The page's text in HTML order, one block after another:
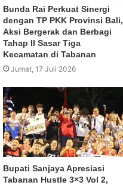
Bunda Rai Perkuat Sinergi
dengan TP PKK Provinsi Bali,
Aksi Bergerak dan Berbagi
Tahap II Sasar Tiga
Kecamatan di Tabanan
Jumat, 17 Juli 2026
Bupati Sanjaya Apresiasi
Tabanan Hustle 3×3 Vol 2,